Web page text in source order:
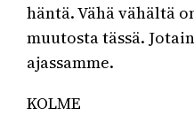
häntä. Vähä vähältä
muutosta tässä.
ajassamme.
KOLME